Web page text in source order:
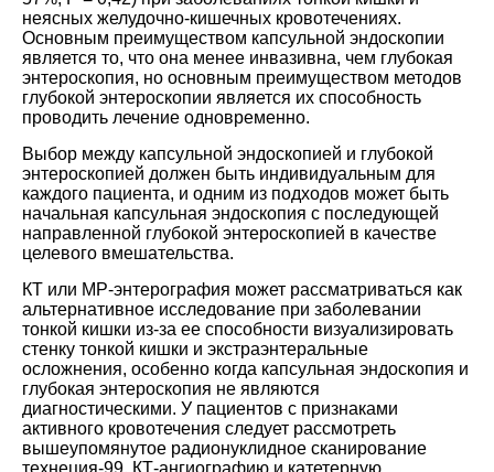
неясных желудочно-кишечных кровотечениях.
Основным преимуществом капсульной эндоскопии
является то, что она менее инвазивна, чем глубокая
энтероскопия, но основным преимуществом методов
глубокой энтероскопии является их способность
проводить лечение одновременно.
Выбор между капсульной эндоскопией и глубокой
энтероскопией должен быть индивидуальным для
каждого пациента, и одним из подходов может быть
начальная капсульная эндоскопия с последующей
направленной глубокой энтероскопией в качестве
целевого вмешательства.
КТ или МР-энтерография может рассматриваться как
альтернативное исследование при заболевании
тонкой кишки из-за ее способности визуализировать
стенку тонкой кишки и экстраэнтеральные
осложнения, особенно когда капсульная эндоскопия и
глубокая энтероскопия не являются
диагностическими. У пациентов с признаками
активного кровотечения следует рассмотреть
вышеупомянутое радионуклидное сканирование
технеция-99, КТ-ангиографию и катетерную